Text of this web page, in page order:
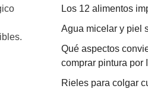
Los 12 alimentos
Agua micelar y piel
Qué aspectos
comprar pintura por
Rieles para colgar